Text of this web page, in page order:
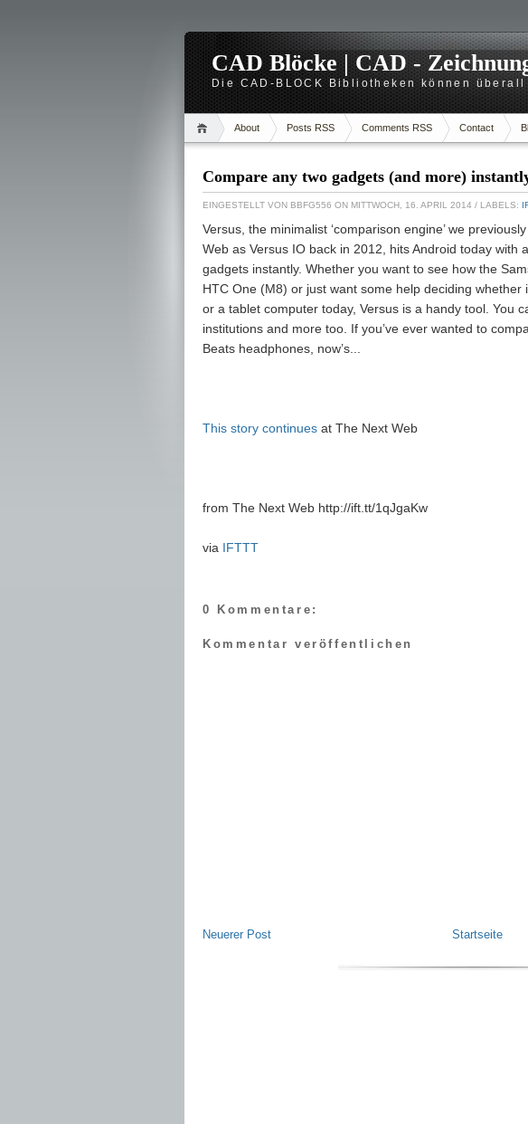
CAD Blöcke | CAD -
Die CAD-BLOCK Bibliotheken können
About Posts RSS Comments RSS Contact
Compare any two gadgets (and more)
EINGESTELLT VON BBFG556 ON MITTWOCH, 16. APRIL 2014 / LABELS:
Versus, the minimalist ‘comparison engine’ we
Web as Versus IO back in 2012, hits Android today with
gadgets instantly. Whether you want to see how the
HTC One (M8) or just want some help deciding whether
or a tablet computer today, Versus is a handy tool. You
institutions and more too. If you’ve ever wanted to
Beats headphones, now’s...
This story continues at The Next Web
from The Next Web http://ift.tt/1qJgaKw
via IFTTT
0 Kommentare:
Kommentar veröffentlichen
Neuerer Post Startseite